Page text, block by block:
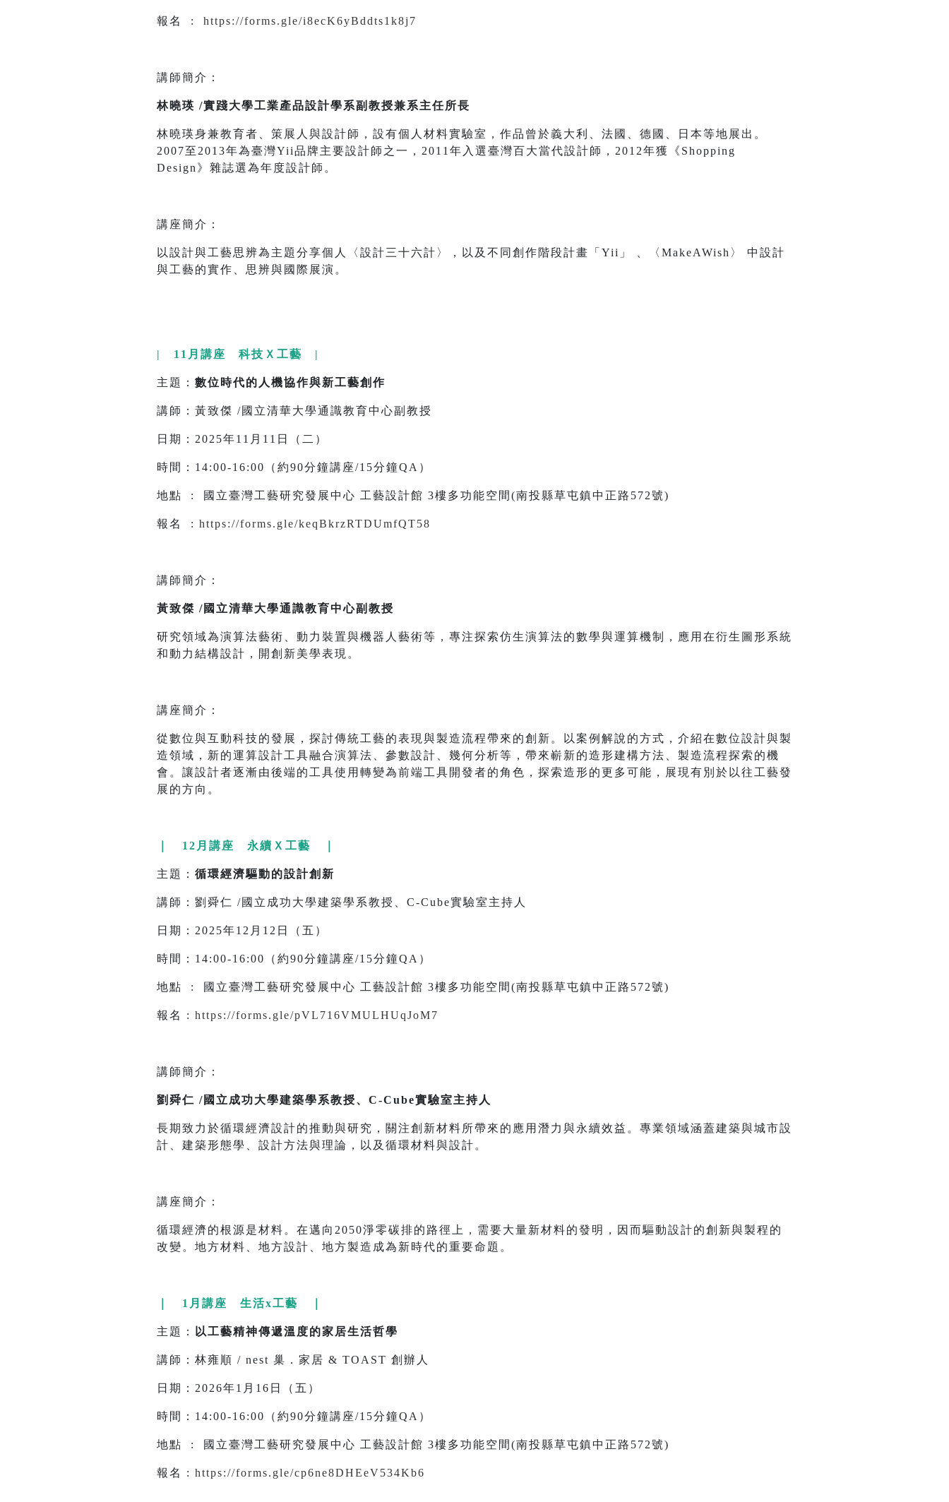
報名 : https://forms.gle/i8ecK6yBddts1k8j7
講師簡介：
林曉瑛 /實踐大學工業產品設計學系副教授兼系主任所長
林曉瑛身兼教育者、策展人與設計師，設有個人材料實驗室，作品曾於義大利、法國、德國、日本等地展出。
2007至2013年為臺灣Yii品牌主要設計師之一，2011年入選臺灣百大當代設計師，2012年獲《Shopping
Design》雜誌選為年度設計師。
講座簡介：
以設計與工藝思辨為主題分享個人〈設計三十六計〉，以及不同創作階段計畫「Yii」 、〈MakeAWish〉 中設計
與工藝的實作、思辨與國際展演。
| 11月講座 科技Ｘ工藝 |
主題： 數位時代的人機協作與新工藝創作
講師：黃致傑 /國立清華大學通識教育中心副教授
日期：2025年11月11日（二）
時間：14:00-16:00（約90分鐘講座/15分鐘QA）
地點 : 國立臺灣工藝研究發展中心 工藝設計館 3樓多功能空間(南投縣草屯鎮中正路572號)
報名 : https://forms.gle/keqBkrzRTDUmfQT58
講師簡介：
黃致傑 /國立清華大學通識教育中心副教授
研究領域為演算法藝術、動力裝置與機器人藝術等，專注探索仿生演算法的數學與運算機制，應用在衍生圖形系統
和動力結構設計，開創新美學表現。
講座簡介：
從數位與互動科技的發展，探討傳統工藝的表現與製造流程帶來的創新。以案例解說的方式，介紹在數位設計與製
造領域，新的運算設計工具融合演算法、參數設計、幾何分析等，帶來嶄新的造形建構方法、製造流程探索的機
會。讓設計者逐漸由後端的工具使用轉變為前端工具開發者的角色，探索造形的更多可能，展現有別於以往工藝發
展的方向。
｜ 12月講座 永續Ｘ工藝 ｜
主題： 循環經濟驅動的設計創新
講師：劉舜仁 /國立成功大學建築學系教授、C-Cube實驗室主持人
日期：2025年12月12日（五）
時間：14:00-16:00（約90分鐘講座/15分鐘QA）
地點 : 國立臺灣工藝研究發展中心 工藝設計館 3樓多功能空間(南投縣草屯鎮中正路572號)
報名 : https://forms.gle/pVL716VMULHUqJoM7
講師簡介：
劉舜仁 /國立成功大學建築學系教授、C-Cube實驗室主持人
長期致力於循環經濟設計的推動與研究，關注創新材料所帶來的應用潛力與永續效益。專業領域涵蓋建築與城市設
計、建築形態學、設計方法與理論，以及循環材料與設計。
講座簡介：
循環經濟的根源是材料。在邁向2050淨零碳排的路徑上，需要大量新材料的發明，因而驅動設計的創新與製程的
改變。地方材料、地方設計、地方製造成為新時代的重要命題。
｜ 1月講座 生活x工藝 ｜
主題： 以工藝精神傳遞溫度的家居生活哲學
講師：林雍順 / nest 巢．家居 & TOAST 創辦人
日期：2026年1月16日（五）
時間：14:00-16:00（約90分鐘講座/15分鐘QA）
地點 : 國立臺灣工藝研究發展中心 工藝設計館 3樓多功能空間(南投縣草屯鎮中正路572號)
報名 : https://forms.gle/cp6ne8DHEeV534Kb6